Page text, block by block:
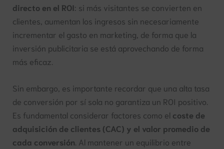
directo en el ROI: si más visitantes se convierten en
clientes, aumentan los ingresos sin necesariamente
incrementar el gasto en marketing, de forma que la
inversión publicitaria se está aprovechando de forma
más eficaz.
Sin embargo, es importante recordar que una alta tasa
de conversión por sí sola no garantiza un ROI positivo.
Es fundamental considerar factores como el coste de
adquisición de clientes (CAC) y el valor promedio de
cada conversión . Al mantener un equilibrio entre